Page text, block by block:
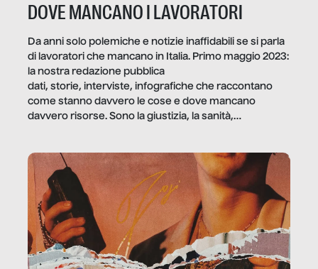
DOVE MANCANO I LAVORATORI
Da anni solo polemiche e notizie inaffidabili se si parla
di lavoratori che mancano in Italia. Primo maggio 2023:
la nostra redazione pubblica
dati, storie, interviste, infografiche che raccontano
come stanno davvero le cose e dove mancano
davvero risorse. Sono la giustizia, la sanità,